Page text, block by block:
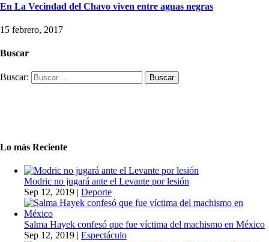
En La Vecindad del Chavo viven entre aguas negras
15 febrero, 2017
Buscar
Buscar:
Lo más Reciente
Modric no jugará ante el Levante por lesión
Sep 12, 2019 | Deporte
Salma Hayek confesó que fue víctima del machismo en México
Sep 12, 2019 | Espectáculo